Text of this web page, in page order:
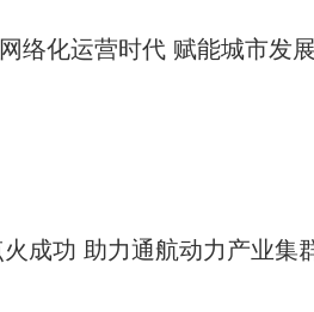
络化运营时代 赋能城市发
成功 助力通航动力产业集